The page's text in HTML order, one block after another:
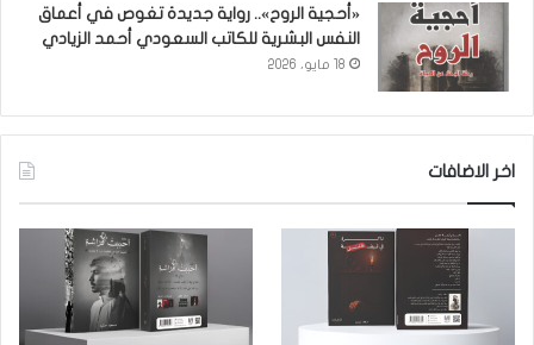
«أحجية الروح».. رواية جديدة تغوص في أعماق
النفس البشرية للكاتب السعودي أحمد الزيادي
18 مايو، 2026
اخر الاضافات